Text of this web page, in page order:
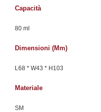
Capacità
80 ml
Dimensioni (mm)
L68 * W43 * H103
Materiale
SM